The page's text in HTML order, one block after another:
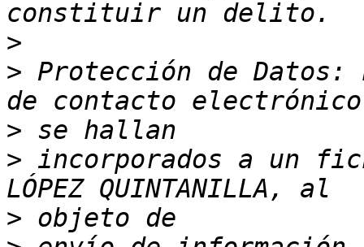
>
> Protección de Datos:
>
> incorporados a un
>